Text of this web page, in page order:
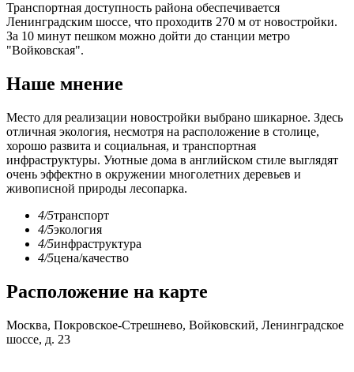
Транспортная доступность района обеспечивается
Ленинградским шоссе, что проходитв 270 м от новостройки.
За 10 минут пешком можно дойти до станции метро
"Войковская".
Наше мнение
Место для реализации новостройки выбрано шикарное. Здесь
отличная экология, несмотря на расположение в столице,
хорошо развита и социальная, и транспортная
инфраструктуры. Уютные дома в английском стиле выглядят
очень эффектно в окружении многолетних деревьев и
живописной природы лесопарка.
4/5транспорт
4/5экология
4/5инфраструктура
4/5цена/качество
Расположение на карте
Москва, Покровское-Стрешнево, Войковский, Ленинградское
шоссе, д. 23